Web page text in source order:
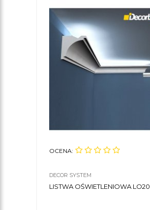
OCENA:
DECOR SYSTEM
LISTWA OŚWIETLENIOWA LO20